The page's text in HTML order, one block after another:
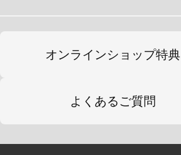
オンラインショップ特典
よくあるご質問